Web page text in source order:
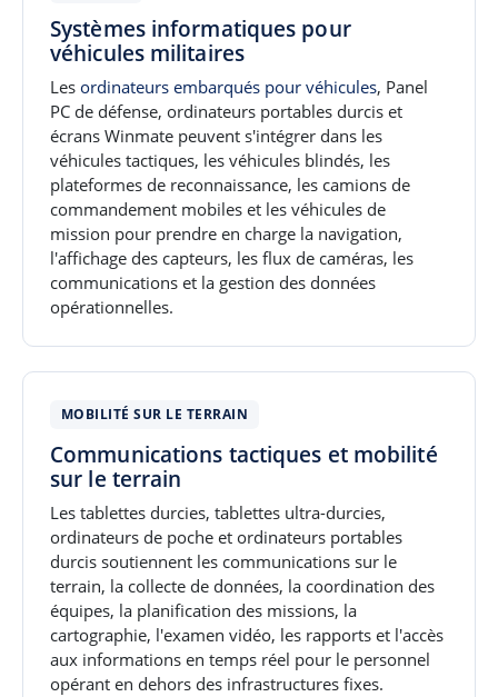
Systèmes informatiques pour
véhicules militaires
Les ordinateurs embarqués pour véhicules, Panel
PC de défense, ordinateurs portables durcis et
écrans Winmate peuvent s'intégrer dans les
véhicules tactiques, les véhicules blindés, les
plateformes de reconnaissance, les camions de
commandement mobiles et les véhicules de
mission pour prendre en charge la navigation,
l'affichage des capteurs, les flux de caméras, les
communications et la gestion des données
opérationnelles.
MOBILITÉ SUR LE TERRAIN
Communications tactiques et mobilité
sur le terrain
Les tablettes durcies, tablettes ultra-durcies,
ordinateurs de poche et ordinateurs portables
durcis soutiennent les communications sur le
terrain, la collecte de données, la coordination des
équipes, la planification des missions, la
cartographie, l'examen vidéo, les rapports et l'accès
aux informations en temps réel pour le personnel
opérant en dehors des infrastructures fixes.